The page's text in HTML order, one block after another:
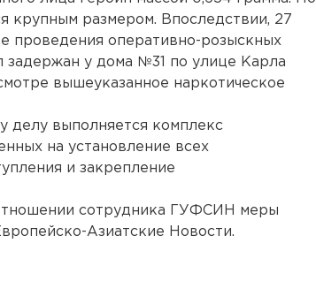
крупным размером. Впоследствии, 27
проведения оперативно-розыскных
у дома №31 по улице Карла
вышеуказанное наркотическое
делу выполняется комплекс
на установление всех
и закрепление
сотрудника ГУФСИН меры
Азиатские Новости.